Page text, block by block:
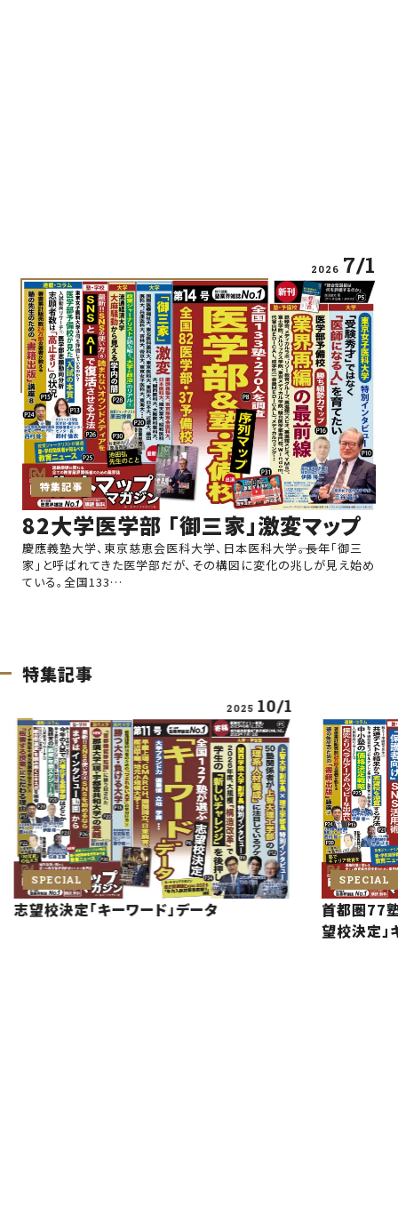
2026 7/1
特集記事
82大学医学部 「御三家」激変マップ
慶應義塾大学、東京慈恵会医科大学、日本医科大学――。長年「御三
家」と呼ばれてきた医学部だが、その構図に変化の兆しが見え始め
ている。全国133…
特集記事
2025 10/1
SPECIAL
志望校決定「キーワード」データ
SPECIAL
首都圏77
望校決定」